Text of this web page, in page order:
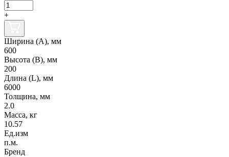
+
Ширина (А), мм
600
Высота (В), мм
200
Длина (L), мм
6000
Толщина, мм
2.0
Масса, кг
10.57
Ед.изм
п.м.
Бренд